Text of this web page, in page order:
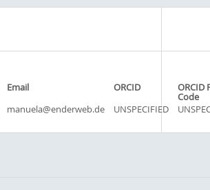
Email ORCID ORCID
Code
manuela@enderweb.de UNSPECIFIED